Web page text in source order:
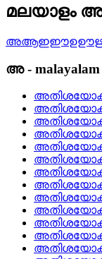
മലയാളം
അആഇഈഉഊ
അ- malayalam